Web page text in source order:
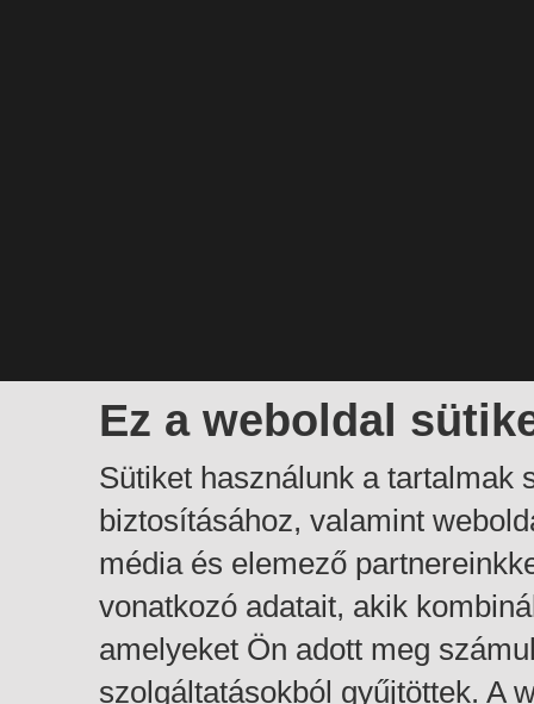
Ez a weboldal
Sütiket használunk a tartalmak
biztosításához, valamint
média és elemező
vonatkozó adatait, akik
amelyeket Ön adott meg
szolgáltatásokból gyűjtöttek. A